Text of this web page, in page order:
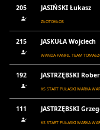
205 JASIŃSKI Łukasz
ZŁOTOKŁOS
215 JASKUŁA Wojciech
WANDA PANFIL TEAM
192 JASTRZĘBSKI
KS START PUŁASKI WARKA
111 JASTRZĘBSKI
KS START PUŁASKI WARKA